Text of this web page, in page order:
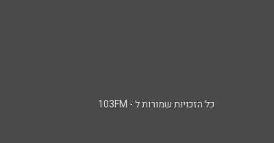
כל הזכויות שמורות ל - 103FM